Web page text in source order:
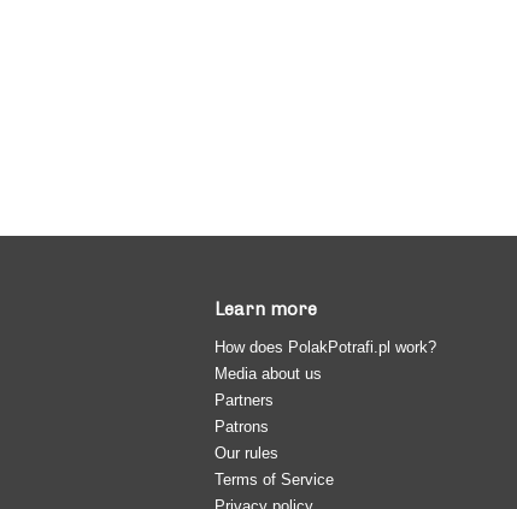
Learn more
How does PolakPotrafi.pl work?
Media about us
Partners
Patrons
Our rules
Terms of Service